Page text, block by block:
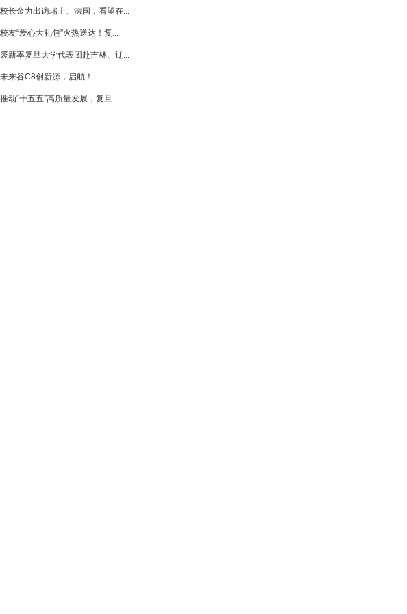
校长金力出访瑞士、法国，看望在...
校友“爱心大礼包”火热送达！复...
裘新率复旦大学代表团赴吉林、辽...
未来谷C8创新源，启航！
推动“十五五”高质量发展，复旦...